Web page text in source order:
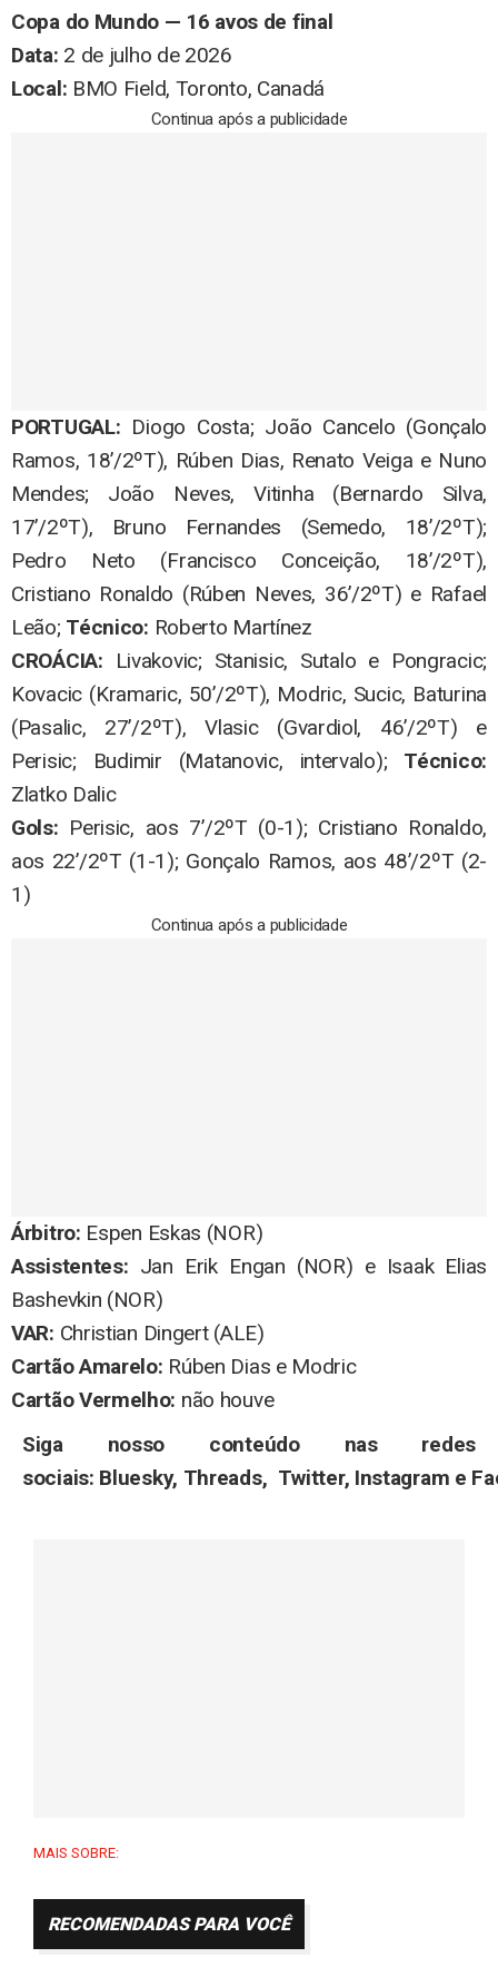
Copa do Mundo — 16 avos de final
Data: 2 de julho de 2026
Local: BMO Field, Toronto, Canadá
Continua após a publicidade
PORTUGAL: Diogo Costa; João Cancelo (Gonçalo
Ramos, 18’/2ºT), Rúben Dias, Renato Veiga e Nuno
Mendes; João Neves, Vitinha (Bernardo Silva,
17’/2ºT), Bruno Fernandes (Semedo, 18’/2ºT);
Pedro Neto (Francisco Conceição, 18’/2ºT),
Cristiano Ronaldo (Rúben Neves, 36’/2ºT) e Rafael
Leão; Técnico: Roberto Martínez
CROÁCIA: Livakovic; Stanisic, Sutalo e Pongracic;
Kovacic (Kramaric, 50’/2ºT), Modric, Sucic, Baturina
(Pasalic, 27’/2ºT), Vlasic (Gvardiol, 46’/2ºT) e
Perisic; Budimir (Matanovic, intervalo); Técnico:
Zlatko Dalic
Gols: Perisic, aos 7’/2ºT (0-1); Cristiano Ronaldo,
aos 22’/2ºT (1-1); Gonçalo Ramos, aos 48’/2ºT (2-
1)
Continua após a publicidade
Árbitro: Espen Eskas (NOR)
Assistentes: Jan Erik Engan (NOR) e Isaak Elias
Bashevkin (NOR)
VAR: Christian Dingert (ALE)
Cartão Amarelo: Rúben Dias e Modric
Cartão Vermelho: não houve
Siga nosso conteúdo nas redes
sociais: Bluesky, Threads, Twitter, Instagram e
MAIS SOBRE:
RECOMENDADAS PARA VOCÊ